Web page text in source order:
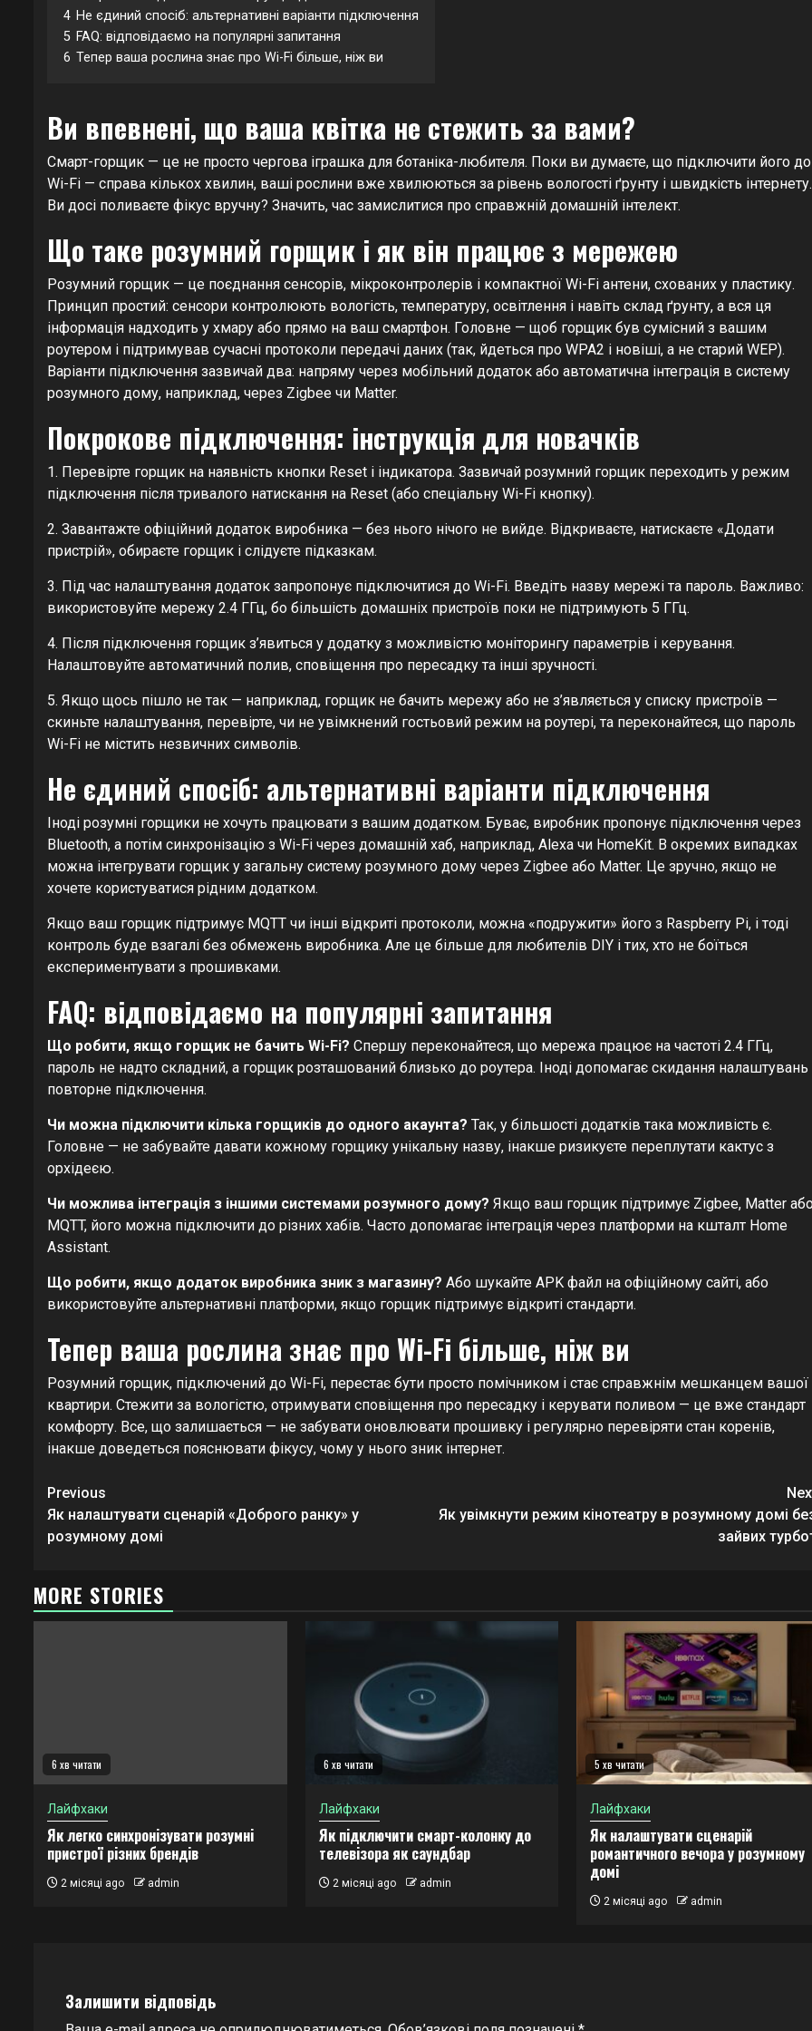
4 Не єдиний спосіб: альтернативні варіанти підключення
5 FAQ: відповідаємо на популярні запитання
6 Тепер ваша рослина знає про Wi-Fi більше, ніж ви
Ви впевнені, що ваша квітка не стежить за вами?
Смарт-горщик — це не просто чергова іграшка для ботаніка-любителя. Поки ви думаєте, що підключити його до
Wi-Fi — справа кількох хвилин, ваші рослини вже хвилюються за рівень вологості ґрунту і швидкість інтернету.
Ви досі поливаєте фікус вручну? Значить, час замислитися про справжній домашній інтелект.
Що таке розумний горщик і як він працює з мережею
Розумний горщик — це поєднання сенсорів, мікроконтролерів і компактної Wi-Fi антени, схованих у пластику.
Принцип простий: сенсори контролюють вологість, температуру, освітлення і навіть склад ґрунту, а вся ця
інформація надходить у хмару або прямо на ваш смартфон. Головне — щоб горщик був сумісний з вашим
роутером і підтримував сучасні протоколи передачі даних (так, йдеться про WPA2 і новіші, а не старий WEP).
Варіанти підключення зазвичай два: напряму через мобільний додаток або автоматична інтеграція в систему
розумного дому, наприклад, через Zigbee чи Matter.
Покрокове підключення: інструкція для новачків
1. Перевірте горщик на наявність кнопки Reset і індикатора. Зазвичай розумний горщик переходить у режим
підключення після тривалого натискання на Reset (або спеціальну Wi-Fi кнопку).
2. Завантажте офіційний додаток виробника — без нього нічого не вийде. Відкриваєте, натискаєте «Додати
пристрій», обираєте горщик і слідуєте підказкам.
3. Під час налаштування додаток запропонує підключитися до Wi-Fi. Введіть назву мережі та пароль. Важливо:
використовуйте мережу 2.4 ГГц, бо більшість домашніх пристроїв поки не підтримують 5 ГГц.
4. Після підключення горщик з’явиться у додатку з можливістю моніторингу параметрів і керування.
Налаштовуйте автоматичний полив, сповіщення про пересадку та інші зручності.
5. Якщо щось пішло не так — наприклад, горщик не бачить мережу або не з’являється у списку пристроїв —
скиньте налаштування, перевірте, чи не увімкнений гостьовий режим на роутері, та переконайтеся, що пароль
Wi-Fi не містить незвичних символів.
Не єдиний спосіб: альтернативні варіанти підключення
Іноді розумні горщики не хочуть працювати з вашим додатком. Буває, виробник пропонує підключення через
Bluetooth, а потім синхронізацію з Wi-Fi через домашній хаб, наприклад, Alexa чи HomeKit. В окремих випадках
можна інтегрувати горщик у загальну систему розумного дому через Zigbee або Matter. Це зручно, якщо не
хочете користуватися рідним додатком.
Якщо ваш горщик підтримує MQTT чи інші відкриті протоколи, можна «подружити» його з Raspberry Pi, і тоді
контроль буде взагалі без обмежень виробника. Але це більше для любителів DIY і тих, хто не боїться
експериментувати з прошивками.
FAQ: відповідаємо на популярні запитання
Що робити, якщо горщик не бачить Wi-Fi? Спершу переконайтеся, що мережа працює на частоті 2.4 ГГц,
пароль не надто складний, а горщик розташований близько до роутера. Іноді допомагає скидання налаштувань
повторне підключення.
Чи можна підключити кілька горщиків до одного акаунта? Так, у більшості додатків така можливість є.
Головне — не забувайте давати кожному горщику унікальну назву, інакше ризикуєте переплутати кактус з
орхідеєю.
Чи можлива інтеграція з іншими системами розумного дому? Якщо ваш горщик підтримує Zigbee, Matter
MQTT, його можна підключити до різних хабів. Часто допомагає інтеграція через платформи на кшталт Home
Assistant.
Що робити, якщо додаток виробника зник з магазину? Або шукайте APK файл на офіційному сайті, або
використовуйте альтернативні платформи, якщо горщик підтримує відкриті стандарти.
Тепер ваша рослина знає про Wi-Fi більше, ніж ви
Розумний горщик, підключений до Wi-Fi, перестає бути просто помічником і стає справжнім мешканцем вашої
квартири. Стежити за вологістю, отримувати сповіщення про пересадку і керувати поливом — це вже стандарт
комфорту. Все, що залишається — не забувати оновлювати прошивку і регулярно перевіряти стан коренів,
інакше доведеться пояснювати фікусу, чому у нього зник інтернет.
Continue
Reading
Previous
Як налаштувати сценарій «Доброго ранку» у
розумному домі
Як увімкнути режим кінотеатру в розумному домі
зайвих
MORE STORIES
6 хв читати
Лайфхаки
Як легко синхронізувати розумні
пристрої різних брендів
2 місяці ago admin
6 хв читати
Лайфхаки
Як підключити смарт-колонку до
телевізора як саундбар
2 місяці ago admin
5 хв читати
Лайфхаки
Як налаштувати сценарій
романтичного вечора у розумному
домі
2 місяці ago admin
Залишити відповідь